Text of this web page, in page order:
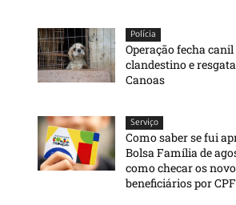
Polícia
Operação fecha canil
clandestino e
Canoas
Serviço
Como saber se fui
Bolsa Família de
como checar os
beneficiários por CPF